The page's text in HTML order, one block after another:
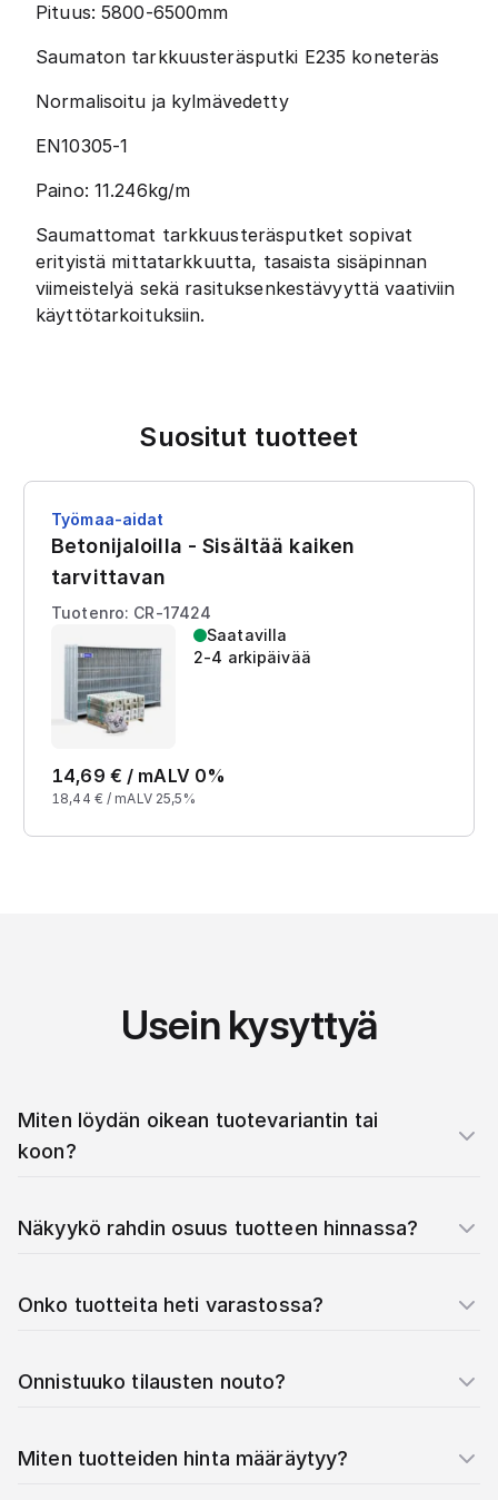
Pituus: 5800-6500mm
Saumaton tarkkuusteräsputki E235 koneteräs
Normalisoitu ja kylmävedetty
EN10305-1
Paino: 11.246kg/m
Saumattomat tarkkuusteräsputket sopivat
erityistä mittatarkkuutta, tasaista sisäpinnan
viimeistelyä sekä rasituksenkestävyyttä vaativiin
käyttötarkoituksiin.
Suositut tuotteet
Työmaa-aidat
Betonijaloilla - Sisältää kaiken
tarvittavan
Tuotenro: CR-17424
Saatavilla
2-4 arkipäivää
14,69 € / mALV 0%
18,44 € / mALV 25,5%
Usein kysyttyä
Miten löydän oikean tuotevariantin tai
koon?
Näkyykö rahdin osuus tuotteen hinnassa?
Onko tuotteita heti varastossa?
Onnistuuko tilausten nouto?
Miten tuotteiden hinta määräytyy?